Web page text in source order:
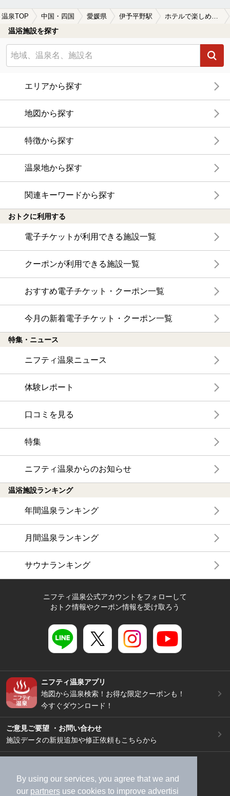
By using our services, you agree that we and
our partners use cookies to improve advertisi
温泉TOP 中国・四国 愛媛県 伊予平野駅 ホテルで楽しめる伊予平野駅近くの温泉、日帰り温泉、スーパー銭湯おすすめ
温浴施設を探す
エリアから探す
地図から探す
特徴から探す
温泉地から探す
関連キーワードから探す
おトクに利用する
電子チケットが利用できる施設一覧
クーポンが利用できる施設一覧
おすすめ電子チケット・クーポン一覧
今月の新着電子チケット・クーポン一覧
特集・ニュース
ニフティ温泉ニュース
体験レポート
口コミを見る
特集
ニフティ温泉からのお知らせ
温浴施設ランキング
年間温泉ランキング
月間温泉ランキング
サウナランキング
ニフティ温泉公式アカウントをフォローして
おトク情報やクーポン情報を受け取ろう
ニフティ温泉アプリ
地図から温泉検索！お得な限定クーポンも！
今すぐダウンロード！
ご意見ご要望 ・お問い合わせ
施設データの新規追加や修正依頼もこちらから
加盟店募集（資料請求）
広告出稿のご案内
利用規約
ライフスタイルMEMBERS+規約